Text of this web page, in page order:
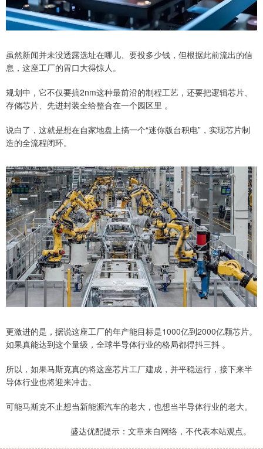
虽然新闻并未没透露选址在哪儿、要投多少钱，但根据此前流出的信
息，这座工厂的胃口大得惊人。
规划中，它不仅要搞2nm这种最前沿的制程工艺，还要把逻辑芯片、
存储芯片、先进封装全给整合在一个园区里 。
说白了，这就是想在自家地盘上搞一个“迷你版台积电”，实现芯片制
造的全流程闭环。
更激进的是，据说这座工厂的年产能目标是1000亿到2000亿颗芯片。
如果真能达到这个量级，全球半导体行业的格局都得抖三抖 。
所以，如果马斯克真的将这座芯片工厂建成，并平稳运行，接下来半
导体行业也将迎来冲击。
可能马斯克不止想当新能源汽车的老大，也想当半导体行业的老大。
盛达优配提示：文章来自网络，不代表本站观点。